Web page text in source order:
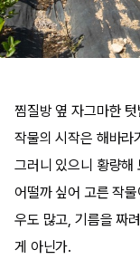
찜질방 옆 자그마한
작물의 시작은 해바라
그러니 있으니 황량해
어떨까 싶어 고른 작
우도 많고, 기름을 짜
게 아닌가.